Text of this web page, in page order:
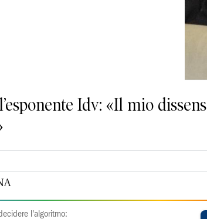
Idv: «Il mio
l'algoritmo: